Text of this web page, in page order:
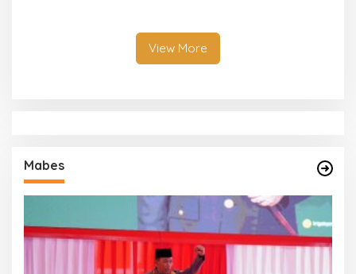
View More
Mabes